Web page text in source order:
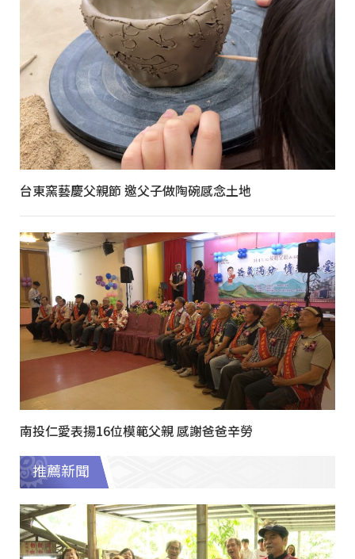
台東窯藝慶父親節 邀父子做陶碗感念土地
南投仁愛表揚16位模範父親 感謝爸爸辛勞
推薦新聞